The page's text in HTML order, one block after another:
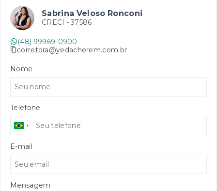
Sabrina Veloso Ronconi
CRECI - 37586
(48) 99969-0900
corretora@yedacherem.com.br
Nome
Telefone
E-mail
Mensagem